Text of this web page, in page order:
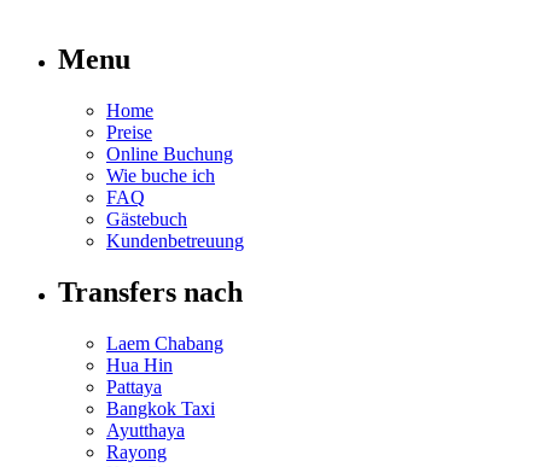
Menu
Home
Preise
Online Buchung
Wie buche ich
FAQ
Gästebuch
Kundenbetreuung
Transfers nach
Laem Chabang
Hua Hin
Pattaya
Bangkok Taxi
Ayutthaya
Rayong